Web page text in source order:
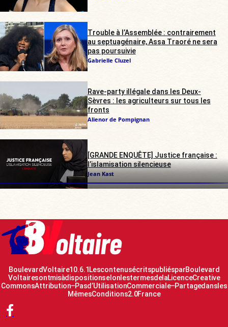
Trouble à l’Assemblée : contrairement
au septuagénaire, Assa Traoré ne sera
pas poursuivie
Gabrielle Cluzel
Rave-party illégale dans les Deux-
Sèvres : les agriculteurs sur tous les
fronts
Alienor de Pompignan
[GRANDE ENQUÊTE] Justice française :
l’islamisation silencieuse
Jean Kast
Boulevard Voltaire 10.6.1 Les contenus écrits publiés par Boulevard
Voltaire sont mis à disposition selon les termes de la Licence Creative
Commons Attribution – Pas d’Utilisation Commerciale – Partage dans les
Mêmes Conditions 2.0 France